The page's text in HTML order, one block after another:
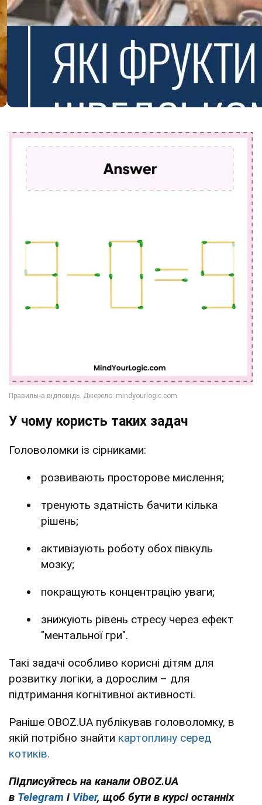
У чому користь таких задач
Головоломки із сірниками:
розвивають просторове мислення;
тренують здатність бачити кілька
рішень;
активізують роботу обох півкуль
мозку;
покращують концентрацію уваги;
знижують рівень стресу через ефект
"ментальної гри".
Такі задачі особливо корисні дітям для
розвитку логіки, а дорослим – для
підтримання когнітивної активності.
Раніше OBOZ.UA публікував головоломку, в
якій потрібно знайти картоплину серед
котиків.
Підписуйтесь на канали OBOZ.UA
в Telegram і Viber, щоб бути в курсі останніх